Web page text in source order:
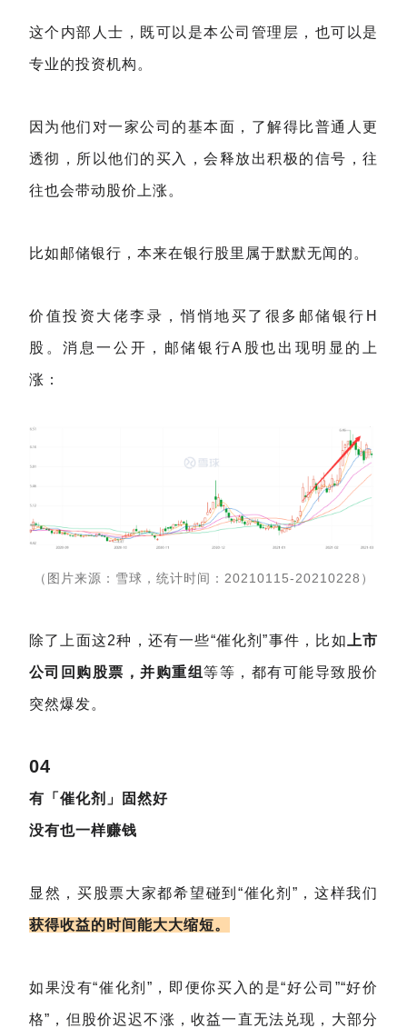
这个内部人士，既可以是本公司管理层，也可以是
专业的投资机构。
因为他们对一家公司的基本面，了解得比普通人更
透彻，所以他们的买入，会释放出积极的信号，往
往也会带动股价上涨。
比如邮储银行，本来在银行股里属于默默无闻的。
价值投资大佬李录，悄悄地买了很多邮储银行H
股。消息一公开，邮储银行A股也出现明显的上
涨：
（图片来源：雪球，统计时间：20210115-20210228）
除了上面这2种，还有一些“催化剂”事件，比如 上市
公司回购股票，并购重组等等，都有可能导致股价
突然爆发。
04
有「催化剂」固然好
没有也一样赚钱
显然，买股票大家都希望碰到“催化剂”，这样我们
获得收益的时间能大大缩短。
如果没有“催化剂”，即便你买入的是“好公司”“好价
格”，但股价迟迟不涨，收益一直无法兑现，大部分